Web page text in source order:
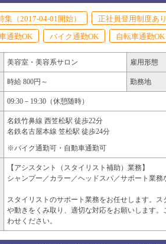
集（2017-04-01開始） 正社員登用制度あり
通勤OK バイク通勤OK 自転車通勤OK
美容室・美容系サロン 雇用形態
時給 800円～ 勤務地
09:30－19:30（休憩随時）
名鉄竹鼻線 西笠松駅 徒歩22分
名鉄名古屋本線 笠松駅 徒歩24分
※バイク通勤可・自動車通勤可
【アシスタント（スタイリスト補助）業務】
シャンプー／カラー／ヘッドスパ／サポート業務
スタイリストのサポート業務をお任せします。
や動きをくみ取り、適切な対応をお願いします
わせください。